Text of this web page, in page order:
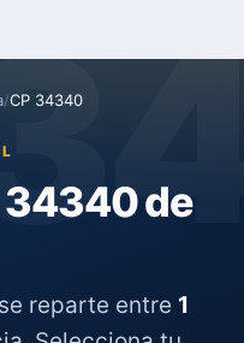
/CP 34340
de
se reparte entre 1